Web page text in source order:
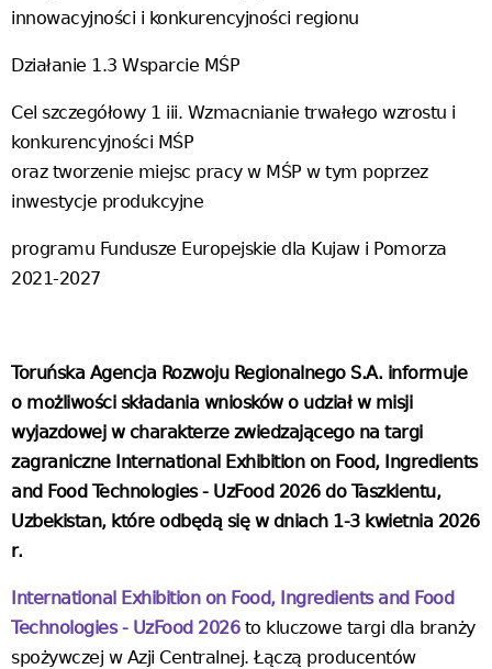
innowacyjności i konkurencyjności regionu
Działanie 1.3 Wsparcie MŚP
Cel szczegółowy 1 iii. Wzmacnianie trwałego wzrostu i
konkurencyjności MŚP
oraz tworzenie miejsc pracy w MŚP w tym poprzez
inwestycje produkcyjne
programu Fundusze Europejskie dla Kujaw i Pomorza
2021-2027
Toruńska Agencja Rozwoju Regionalnego S.A. informuje
o możliwości składania wniosków o udział w misji
wyjazdowej w charakterze zwiedzającego na targi
zagraniczne International Exhibition on Food, Ingredients
and Food Technologies - UzFood 2026 do Taszkientu,
Uzbekistan, które odbędą się w dniach 1-3 kwietnia 2026
r.
International Exhibition on Food, Ingredients and Food
Technologies - UzFood 2026 to kluczowe targi dla branży
spożywczej w Azji Centralnej. Łączą producentów